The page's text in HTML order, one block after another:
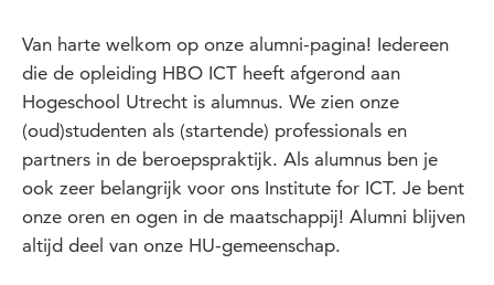
Van harte welkom op onze alumni-pagina! Iedereen
die de opleiding HBO ICT heeft afgerond aan
Hogeschool Utrecht is alumnus. We zien onze
(oud)studenten als (startende) professionals en
partners in de beroepspraktijk. Als alumnus ben je
ook zeer belangrijk voor ons Institute for ICT. Je bent
onze oren en ogen in de maatschappij! Alumni blijven
altijd deel van onze HU-gemeenschap.